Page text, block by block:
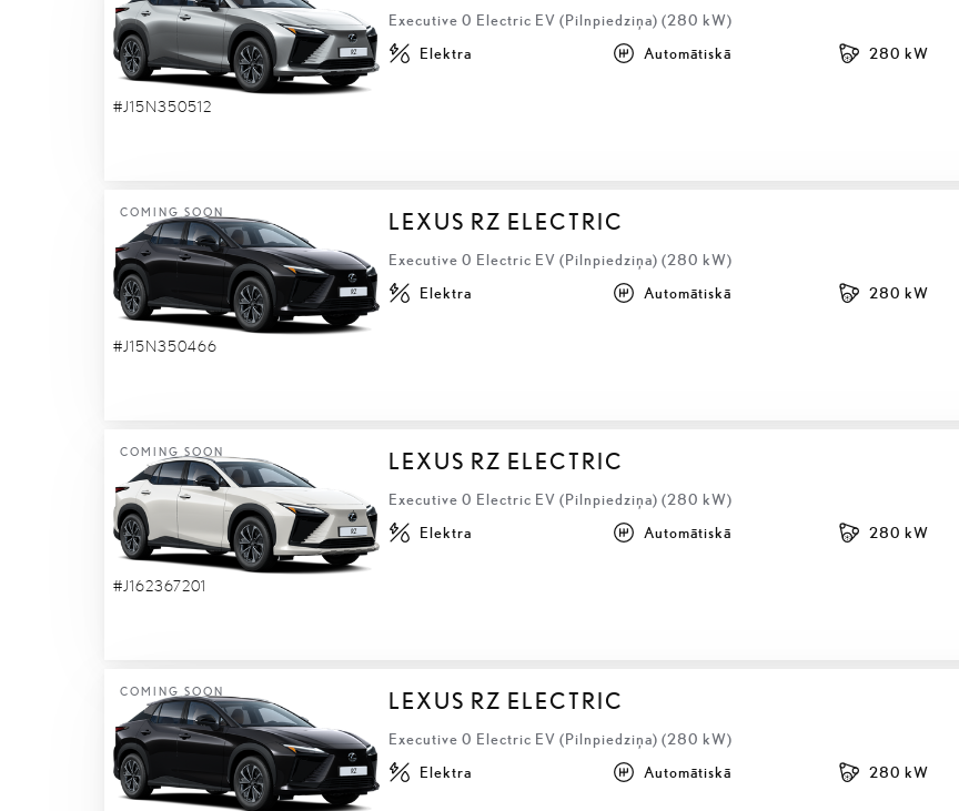
#J15N350512
Executive 0 Electric EV (Pilnpiedziņa) (280 kW)
Elektra Automātiskā 280 kW
COMING SOON
#J15N350466
LEXUS RZ ELECTRIC
Executive 0 Electric EV (Pilnpiedziņa) (280 kW)
Elektra Automātiskā 280 kW
COMING SOON
#J162367201
LEXUS RZ ELECTRIC
Executive 0 Electric EV (Pilnpiedziņa) (280 kW)
Elektra Automātiskā 280 kW
COMING SOON LEXUS RZ ELECTRIC
Executive 0 Electric EV (Pilnpiedziņa) (280 kW)
Elektra Automātiskā 280 kW